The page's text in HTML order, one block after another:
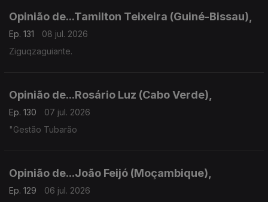
Opinião de...Tamilton Teixeira (Guiné-Bissau),
Ep. 131
08 jul. 2026
Ziguqzaguiante.
Opinião de...Rosário Luz (Cabo Verde),
Ep. 130
07 jul. 2026
"Gestão Tubarão
Opinião de...João Feijó (Moçambique),
Ep. 129
06 jul. 2026